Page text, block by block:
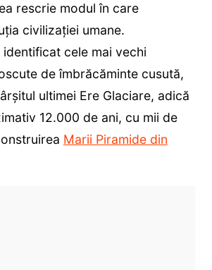
rescrie modul în care
civilizației umane.
cele mai vechi
de îmbrăcăminte cusută,
ultimei Ere Glaciare, adică
12.000 de ani, cu mii de
Marii Piramide din